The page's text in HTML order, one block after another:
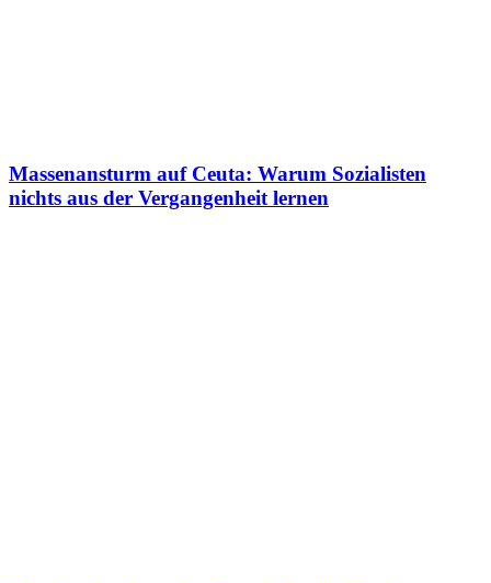
Massenansturm auf Ceuta: Warum Sozialisten
nichts aus der Vergangenheit lernen